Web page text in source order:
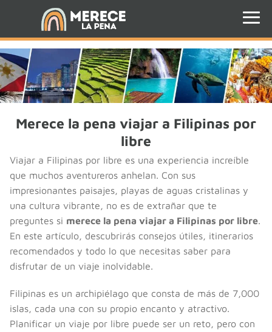
Merece la pena viajar a Filipinas por
libre
Viajar a Filipinas por libre es una experiencia increíble
que muchos aventureros anhelan. Con sus
impresionantes paisajes, playas de aguas cristalinas y
una cultura vibrante, no es de extrañar que te
preguntes si merece la pena viajar a Filipinas por libre.
En este artículo, descubrirás consejos útiles, itinerarios
recomendados y todo lo que necesitas saber para
disfrutar de un viaje inolvidable.
Filipinas es un archipiélago que consta de más de 7,000
islas, cada una con su propio encanto y atractivo.
Planificar un viaje por libre puede ser un reto, pero con